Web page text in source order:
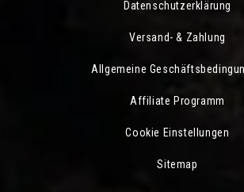
Datenschutzerklärung
Versand- & Zahlung
Allgemeine
Affiliate Programm
Cookie Einstellungen
Sitemap